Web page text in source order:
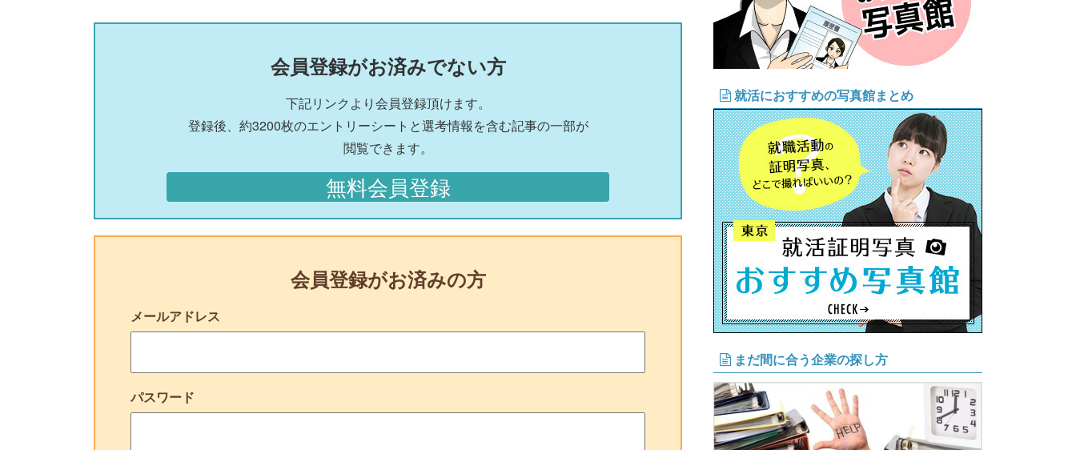
会員登録がお済みでない方
下記リンクより会員登録頂けます。
登録後、約3200枚のエントリーシートと選考情報を含む記事の一部が
閲覧できます。
無料会員登録
会員登録がお済みの方
メールアドレス
パスワード
就活におすすめの写真館まとめ
まだ間に合う企業の探し方